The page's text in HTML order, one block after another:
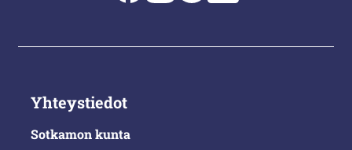
Yhteystiedot
Sotkamon kunta